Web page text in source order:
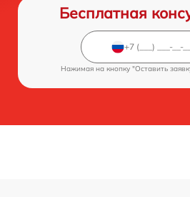
Бесплатная
Нажимая на кнопку "Оставить